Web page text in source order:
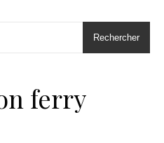
Rechercher
ferry